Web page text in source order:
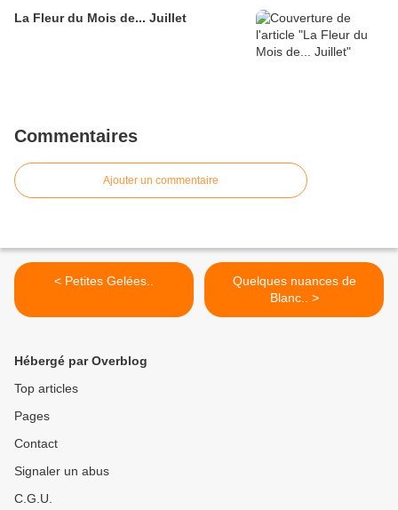
La Fleur du Mois de... Juillet
Commentaires
Ajouter un commentaire
< Petites Gelées..
Quelques nuances de
Blanc.. >
Hébergé par Overblog
Top articles
Pages
Contact
Signaler un abus
C.G.U.